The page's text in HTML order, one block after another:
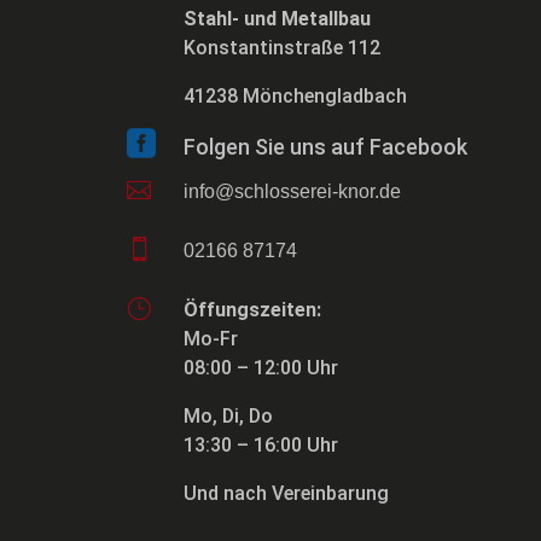
Stahl- und Metallbau
Konstantinstraße 112
41238 Mönchengladbach
 Folgen Sie uns auf Facebook
 info@schlosserei-knor.de
 02166 87174
}
Öffungszeiten:
Mo-Fr
08:00 – 12:00 Uhr
Mo, Di, Do
13:30 – 16:00 Uhr
Und nach Vereinbarung
wf_loginalerted_*
wfwaf-authcookie*
wordpress_logged_in_*
wordpress_test_cookie
cookie_permission_granted
cookies_accepted
OptanonAlertBoxClosed